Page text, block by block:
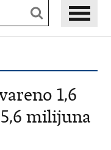
1,6
milijuna